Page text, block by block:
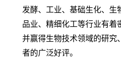
发酵、工业、基础生化、生
品业、精细化工等行业有着
并赢得生物技术领域的研究
者的广泛好评。